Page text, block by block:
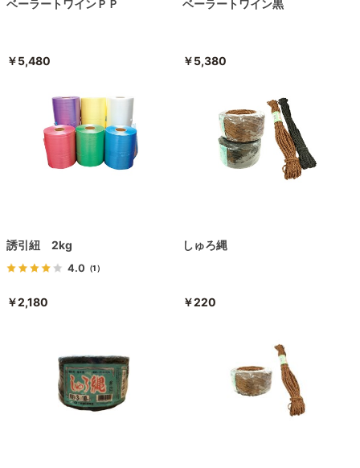
ベーラートワインＰＰ
￥5,480
ベーラートワイン黒
￥5,380
誘引紐 2kg
4.0 （1）
￥2,180
しゅろ縄
￥220